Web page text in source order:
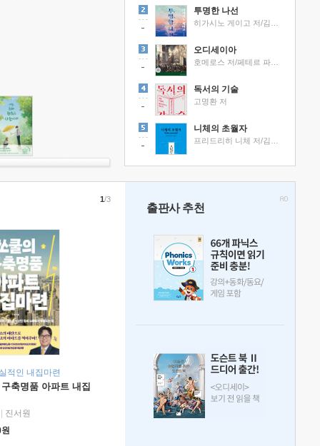
투명한 나선
오디세이아
독서의 기술
고명환 저
니체의 초월자
적인 내집마련
축명품 아파트 내집
진서원
원
1/3
출판사 추천